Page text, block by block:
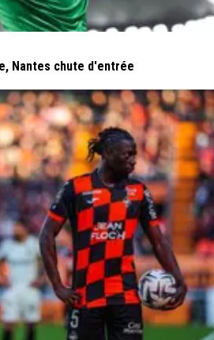
Nantes chute d'entrée